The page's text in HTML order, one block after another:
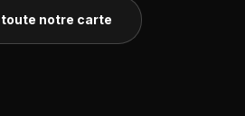
toute notre carte